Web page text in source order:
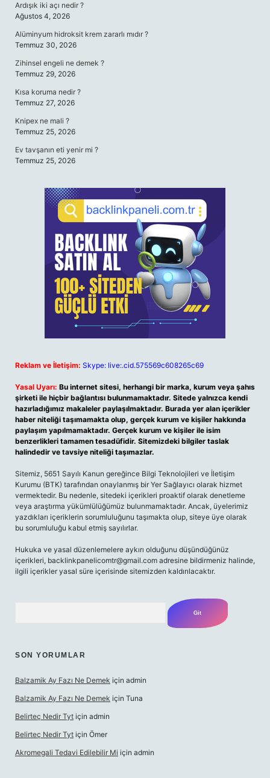
Ardışık iki açı nedir ?
Ağustos 4, 2026
Alüminyum hidroksit krem zararlı mıdır ?
Temmuz 30, 2026
Zihinsel engeli ne demek ?
Temmuz 29, 2026
Kısa koruma nedir ?
Temmuz 27, 2026
Knipex ne mali ?
Temmuz 25, 2026
Ev tavşanın eti yenir mi ?
Temmuz 25, 2026
Reklam ve İletişim: Skype: live:.cid.575569c608265c69
Yasal Uyarı: Bu internet sitesi, herhangi bir marka, kurum veya şahıs
şirketi ile hiçbir bağlantısı bulunmamaktadır. Sitede yalnızca kendi
hazırladığımız makaleler paylaşılmaktadır. Burada yer alan içerikler
haber niteliği taşımamakta olup, gerçek kurum ve kişiler hakkında
paylaşım yapılmamaktadır. Gerçek kurum ve kişiler ile isim
benzerlikleri tamamen tesadüfidir. Sitemizdeki bilgiler taslak
halindedir ve tavsiye niteliği taşımazlar.
Sitemiz, 5651 Sayılı Kanun gereğince Bilgi Teknolojileri ve İletişim
Kurumu (BTK) tarafından onaylanmış bir Yer Sağlayıcı olarak hizmet
vermektedir. Bu nedenle, sitedeki içerikleri proaktif olarak denetleme
veya araştırma yükümlülüğümüz bulunmamaktadır. Ancak, üyelerimiz
yazdıkları içeriklerin sorumluluğunu taşımakta olup, siteye üye olarak
bu sorumluluğu kabul etmiş sayılırlar.
Hukuka ve yasal düzenlemelere aykırı olduğunu düşündüğünüz
içerikleri, backlinkpanelicomtr@gmail.com adresine bildirmeniz halinde,
ilgili içerikler yasal süre içerisinde sitemizden kaldırılacaktır.
SON YORUMLAR
Balzamik Ay Fazı Ne Demek için admin
Balzamik Ay Fazı Ne Demek için Tuna
Belirteç Nedir Tyt için admin
Belirteç Nedir Tyt için Ömer
Akromegali Tedavi Edilebilir Mi için admin